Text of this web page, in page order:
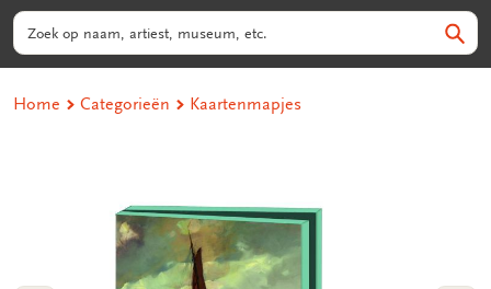
B.V.
Zoeken
Home Categorieën Kaartenmapjes